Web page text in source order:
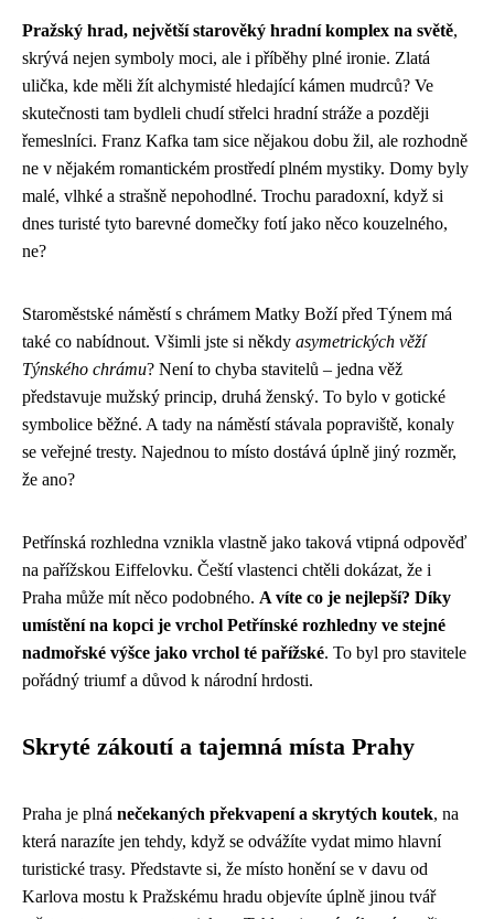
Pražský hrad, největší starověký hradní komplex na světě,
skrývá nejen symboly moci, ale i příběhy plné ironie. Zlatá
ulička, kde měli žít alchymisté hledající kámen mudrců? Ve
skutečnosti tam bydleli chudí střelci hradní stráže a později
řemeslníci. Franz Kafka tam sice nějakou dobu žil, ale rozhodně
ne v nějakém romantickém prostředí plném mystiky. Domy byly
malé, vlhké a strašně nepohodlné. Trochu paradoxní, když si
dnes turisté tyto barevné domečky fotí jako něco kouzelného,
ne?
Staroměstské náměstí s chrámem Matky Boží před Týnem má
také co nabídnout. Všimli jste si někdy asymetrických věží
Týnského chrámu? Není to chyba stavitelů – jedna věž
představuje mužský princip, druhá ženský. To bylo v gotické
symbolice běžné. A tady na náměstí stávala popraviště, konaly
se veřejné tresty. Najednou to místo dostává úplně jiný rozměr,
že ano?
Petřínská rozhledna vznikla vlastně jako taková vtipná odpověď
na pařížskou Eiffelovku. Čeští vlastenci chtěli dokázat, že i
Praha může mít něco podobného. A víte co je nejlepší? Díky
umístění na kopci je vrchol Petřínské rozhledny ve stejné
nadmořské výšce jako vrchol té pařížské. To byl pro stavitele
pořádný triumf a důvod k národní hrdosti.
Skryté zákoutí a tajemná místa Prahy
Praha je plná nečekaných překvapení a skrytých koutek, na
která narazíte jen tehdy, když se odvážíte vydat mimo hlavní
turistické trasy. Představte si, že místo honění se v davu od
Karlova mostu k Pražskému hradu objevíte úplně jinou tvář